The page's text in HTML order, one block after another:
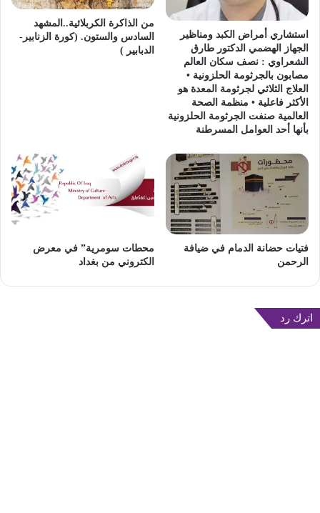
استشاري أمراض الكبد ومناظير
الجهاز الهضمي الدكتور طارق
الشعراوي : نصف سكان العالم
مصابون بالجرثومة الحلزونية •
العلاج الثلاثي لجرثومة المعدة هو
الأكثر فاعلية • منظمة الصحة
العالمية صنفت الجرثومة الحلزونية
بأنها أحد العوامل المسرطنة
من الذاكرة الكربلائية..المشهد
السادس والستون. (كورة الزنابير-
الدبابير )
فتيات حضانة الدمام في ضيافة
الرحمن
محطات سومرية” في معرض
الكتروني من بغداد
اترك رد